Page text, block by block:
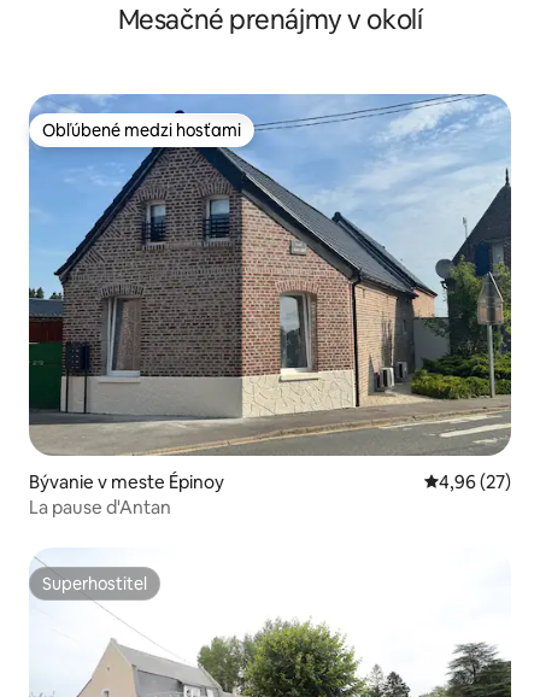
Mesačné prenájmy v okolí
Obľúbené medzi hosťami
Obľúbené medzi hosťami
Bývanie v meste Épinoy Priemerné
4,96 (27)
La pause d'Antan
Superhostiteľ
Superhostiteľ